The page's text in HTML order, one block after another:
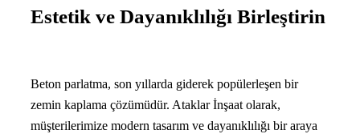
Estetik ve Dayanıklılığı Birleştirin
Beton parlatma, son yıllarda giderek popülerleşen bir
zemin kaplama çözümüdür. Ataklar İnşaat olarak,
müşterilerimize modern tasarım ve dayanıklılığı bir araya